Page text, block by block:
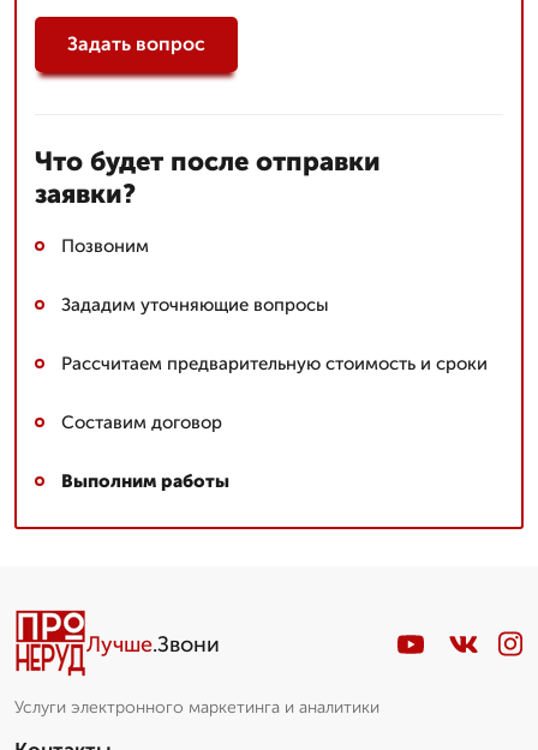
Задать вопрос
Что будет после отправки
заявки?
Позвоним
Зададим уточняющие вопросы
Рассчитаем предварительную стоимость и сроки
Составим договор
Выполним работы
Лучше.Звони
Услуги электронного маркетинга и аналитики